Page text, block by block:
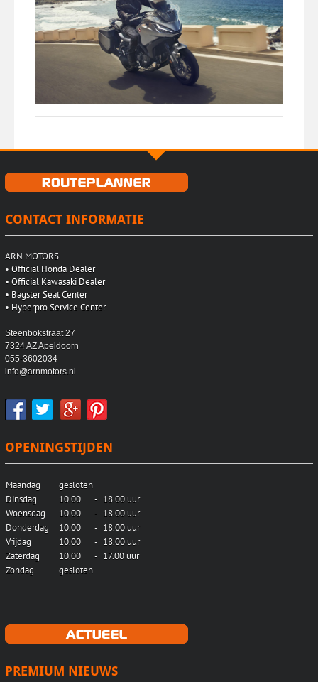
CONTACT INFORMATIE
ARN MOTORS
• Official Honda Dealer
• Official Kawasaki Dealer
• Bagster Seat Center
• Hyperpro Service Center
Steenbokstraat 27
7324 AZ Apeldoorn
055-3602034
info@arnmotors.nl
OPENINGSTIJDEN
Maandag
gesloten
Dinsdag
10.00 - 18.00 uur
Woensdag
10.00 - 18.00 uur
Donderdag
10.00 - 18.00 uur
Vrijdag
10.00 - 18.00 uur
Zaterdag
10.00 - 17.00 uur
Zondag
gesloten
PREMIUM NIEUWS